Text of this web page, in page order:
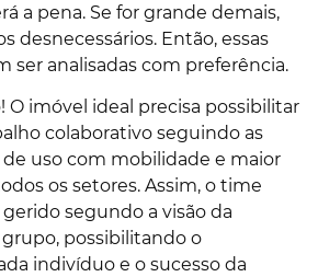
a pena. Se for grande demais,
desnecessários. Então, essas
ser analisadas com preferência.
O imóvel ideal precisa possibilitar
colaborativo seguindo as
uso com mobilidade e maior
os setores. Assim, o time
segundo a visão da
grupo, possibilitando o
indivíduo e o sucesso da